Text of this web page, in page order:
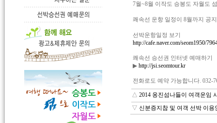
7월~8월 이작도 승봉도 자월도
쾌속선 운항 일정이 8월까지 공
선박운항일정 보기
http://cafe.naver.com/seom1950/
쾌속선 승선권 인터넷 예매하기
▶ http://jsi.seomtour.kr
전화로도 예약 가능합니다. 032-
△ 2014 옹진섬나들이 여객운임
▽ 신분증지참 및 여객 선박 이용